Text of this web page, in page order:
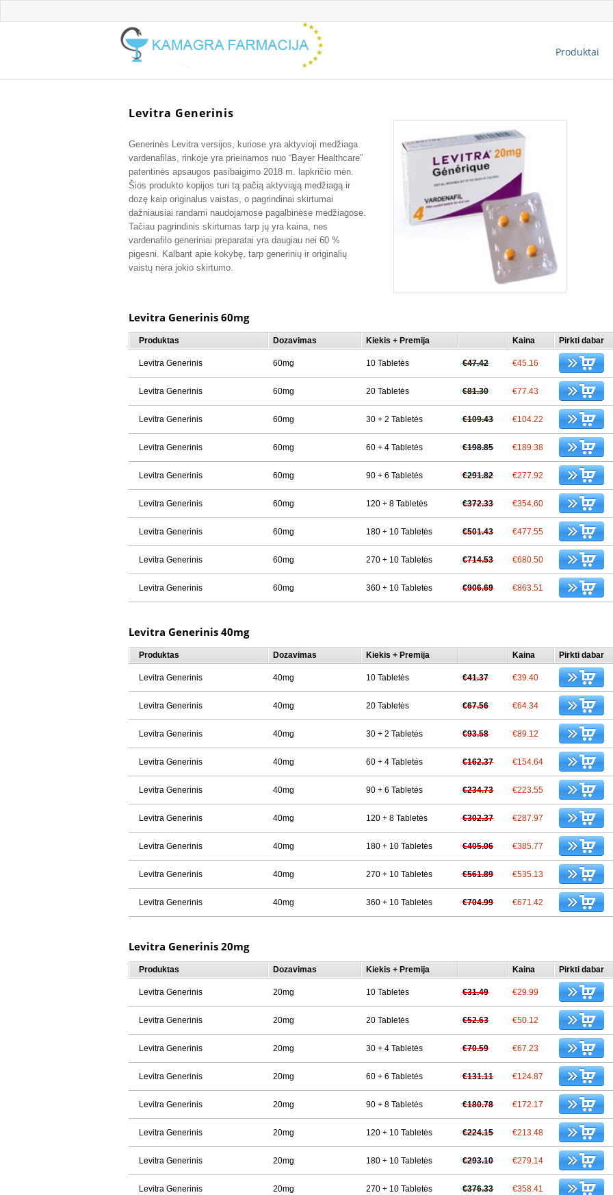
Produktai
Levitra Generinis
Generinės Levitra versijos, kuriose yra aktyvioji medžiaga
vardenafilas, rinkoje yra prieinamos nuo “Bayer Healthcare”
patentinės apsaugos pasibaigimo 2018 m. lapkričio mėn.
Šios produkto kopijos turi tą pačią aktyviąją medžiagą ir
dozę kaip originalus vaistas, o pagrindinai skirtumai
dažniausiai randami naudojamose pagalbinėse medžiagose.
Tačiau pagrindinis skirtumas tarp jų yra kaina, nes
vardenafilo generiniai preparatai yra daugiau nei 60 %
pigesni. Kalbant apie kokybę, tarp generinių ir originalių
vaistų nėra jokio skirtumo.
Levitra Generinis 60mg
Produktas Dozavimas Kiekis + Premija Kaina Pirkti dabar
Levitra Generinis 60mg 10 Tabletės €47.42 €45.16
Levitra Generinis 60mg 20 Tabletės €81.30 €77.43
Levitra Generinis 60mg 30 + 2 Tabletės €109.43 €104.22
Levitra Generinis 60mg 60 + 4 Tabletės €198.85 €189.38
Levitra Generinis 60mg 90 + 6 Tabletės €291.82 €277.92
Levitra Generinis 60mg 120 + 8 Tabletės €372.33 €354.60
Levitra Generinis 60mg 180 + 10 Tabletės €501.43 €477.55
Levitra Generinis 60mg 270 + 10 Tabletės €714.53 €680.50
Levitra Generinis 60mg 360 + 10 Tabletės €906.69 €863.51
Levitra Generinis 40mg
Produktas Dozavimas Kiekis + Premija Kaina Pirkti dabar
Levitra Generinis 40mg 10 Tabletės €41.37 €39.40
Levitra Generinis 40mg 20 Tabletės €67.56 €64.34
Levitra Generinis 40mg 30 + 2 Tabletės €93.58 €89.12
Levitra Generinis 40mg 60 + 4 Tabletės €162.37 €154.64
Levitra Generinis 40mg 90 + 6 Tabletės €234.73 €223.55
Levitra Generinis 40mg 120 + 8 Tabletės €302.37 €287.97
Levitra Generinis 40mg 180 + 10 Tabletės €405.06 €385.77
Levitra Generinis 40mg 270 + 10 Tabletės €561.89 €535.13
Levitra Generinis 40mg 360 + 10 Tabletės €704.99 €671.42
Levitra Generinis 20mg
Produktas Dozavimas Kiekis + Premija Kaina Pirkti dabar
Levitra Generinis 20mg 10 Tabletės €31.49 €29.99
Levitra Generinis 20mg 20 Tabletės €52.63 €50.12
Levitra Generinis 20mg 30 + 4 Tabletės €70.59 €67.23
Levitra Generinis 20mg 60 + 6 Tabletės €131.11 €124.87
Levitra Generinis 20mg 90 + 8 Tabletės €180.78 €172.17
Levitra Generinis 20mg 120 + 10 Tabletės €224.15 €213.48
Levitra Generinis 20mg 180 + 10 Tabletės €293.10 €279.14
Levitra Generinis 20mg 270 + 10 Tabletės €376.33 €358.41